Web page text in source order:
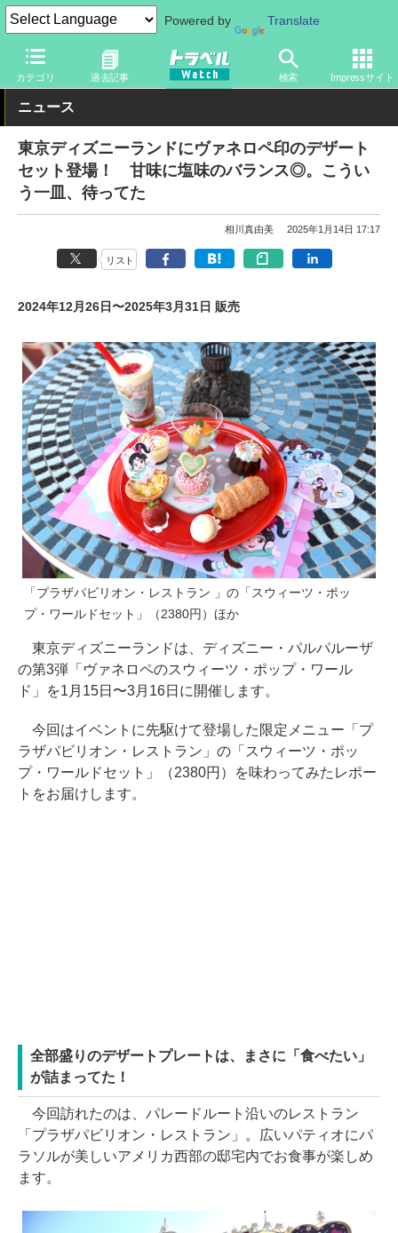
Powered by Translate
カテゴリ 過去記事 検索 Impressサイト
トラベル Watch 旅の情報 観光地 ディズニーリゾート
ニュース
東京ディズニーランドにヴァネロペ印のデザート
セット登場！ 甘味に塩味のバランス◎。こうい
う一皿、待ってた
相川真由美 2025年1月14日 17:17
リスト
2024年12月26日〜2025年3月31日 販売
「プラザパビリオン・レストラン 」の「スウィーツ・ポッ
プ・ワールドセット」（2380円）ほか
東京ディズニーランドは、ディズニー・パルパルーザ
の第3弾「ヴァネロペのスウィーツ・ポップ・ワール
ド」を1月15日〜3月16日に開催します。
今回はイベントに先駆けて登場した限定メニュー「プ
ラザパビリオン・レストラン」の「スウィーツ・ポッ
プ・ワールドセット」（2380円）を味わってみたレポー
トをお届けします。
全部盛りのデザートプレートは、まさに「食べたい」
が詰まってた！
今回訪れたのは、パレードルート沿いのレストラン
「プラザパビリオン・レストラン」。広いパティオにパ
ラソルが美しいアメリカ西部の邸宅内でお食事が楽しめ
ます。